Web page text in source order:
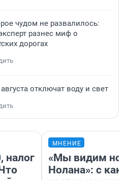
чудом не развалилось:
разнес миф о
дорогах
отключат воду и свет
налог
МНЕНИЕ
«Мы видим
Нолана»: с